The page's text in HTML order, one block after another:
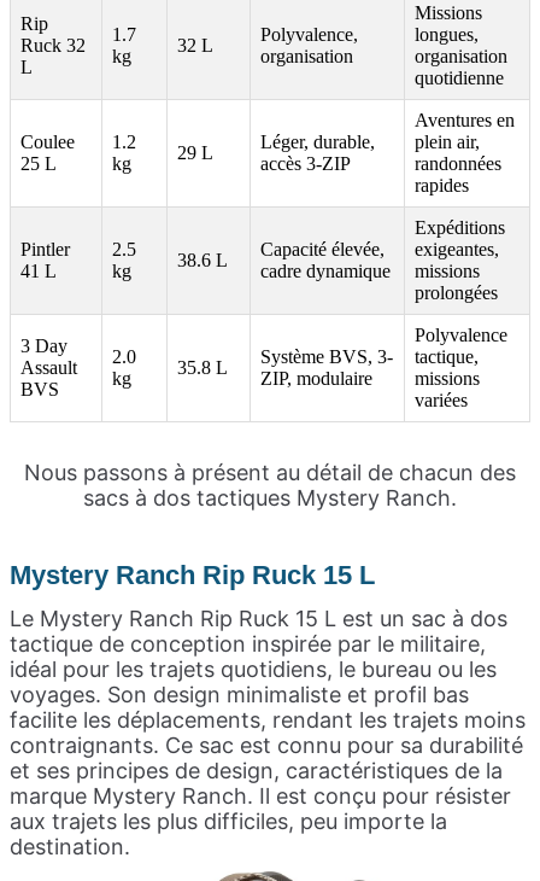
Rip
Ruck 32
L
1.7
kg
32 L
Polyvalence,
organisation
Missions
longues,
organisation
quotidienne
Coulee
25 L
1.2
kg
29 L
Léger, durable,
accès 3-ZIP
Aventures en
plein air,
randonnées
rapides
Pintler
41 L
2.5
kg
38.6 L
Capacité élevée,
cadre dynamique
Expéditions
exigeantes,
missions
prolongées
3 Day
Assault
BVS
2.0
kg
35.8 L
Système BVS, 3-
ZIP, modulaire
Polyvalence
tactique,
missions
variées
Nous passons à présent au détail de chacun des
sacs à dos tactiques Mystery Ranch.
Mystery Ranch Rip Ruck 15 L
Le Mystery Ranch Rip Ruck 15 L est un sac à dos
tactique de conception inspirée par le militaire,
idéal pour les trajets quotidiens, le bureau ou les
voyages. Son design minimaliste et profil bas
facilite les déplacements, rendant les trajets moins
contraignants. Ce sac est connu pour sa durabilité
et ses principes de design, caractéristiques de la
marque Mystery Ranch. Il est conçu pour résister
aux trajets les plus difficiles, peu importe la
destination.